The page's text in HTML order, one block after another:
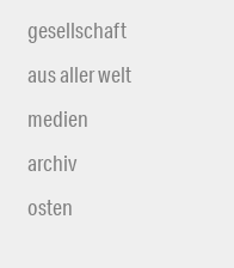
gesellschaft
aus aller welt
medien
archiv
osten